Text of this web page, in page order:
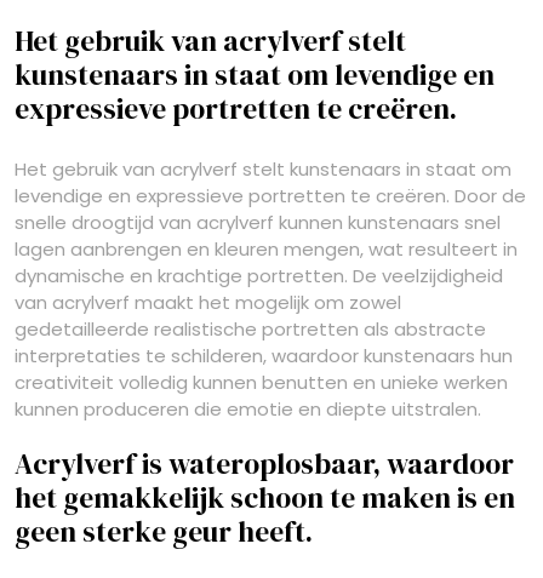
Het gebruik van acrylverf stelt
kunstenaars in staat om levendige en
expressieve portretten te creëren.
Het gebruik van acrylverf stelt kunstenaars in staat om
levendige en expressieve portretten te creëren. Door de
snelle droogtijd van acrylverf kunnen kunstenaars snel
lagen aanbrengen en kleuren mengen, wat resulteert in
dynamische en krachtige portretten. De veelzijdigheid
van acrylverf maakt het mogelijk om zowel
gedetailleerde realistische portretten als abstracte
interpretaties te schilderen, waardoor kunstenaars hun
creativiteit volledig kunnen benutten en unieke werken
kunnen produceren die emotie en diepte uitstralen.
Acrylverf is wateroplosbaar, waardoor
het gemakkelijk schoon te maken is en
geen sterke geur heeft.